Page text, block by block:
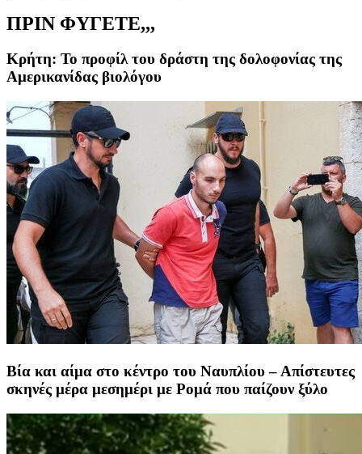
ΠΡΙΝ ΦΥΓΕΤΕ,,,
Κρήτη: Το προφίλ του δράστη της δολοφονίας της
Αμερικανίδας βιολόγου
Βία και αίμα στο κέντρο του Ναυπλίου – Απίστευτες
σκηνές μέρα μεσημέρι με Ρομά που παίζουν ξύλο